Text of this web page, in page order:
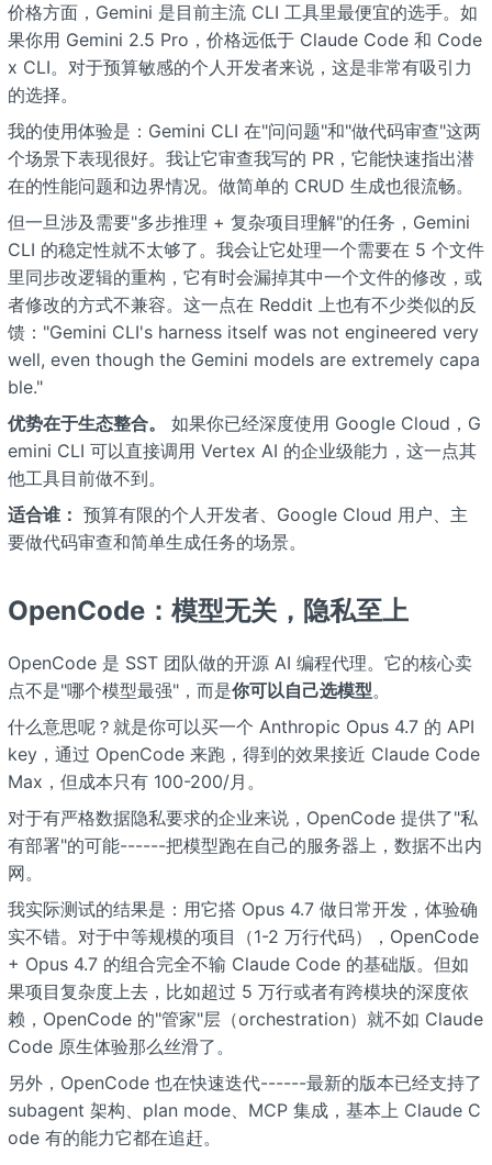
价格方面，Gemini 是目前主流 CLI 工具里最便宜的选手。如
果你用 Gemini 2.5 Pro，价格远低于 Claude Code 和 Code
x CLI。对于预算敏感的个人开发者来说，这是非常有吸引力
的选择。
我的使用体验是：Gemini CLI 在"问问题"和"做代码审查"这两
个场景下表现很好。我让它审查我写的 PR，它能快速指出潜
在的性能问题和边界情况。做简单的 CRUD 生成也很流畅。
但一旦涉及需要"多步推理 + 复杂项目理解"的任务，Gemini
CLI 的稳定性就不太够了。我会让它处理一个需要在 5 个文件
里同步改逻辑的重构，它有时会漏掉其中一个文件的修改，或
者修改的方式不兼容。这一点在 Reddit 上也有不少类似的反
馈："Gemini CLI's harness itself was not engineered very
well, even though the Gemini models are extremely capa
ble."
优势在于生态整合。
如果你已经深度使用 Google Cloud，G
emini CLI 可以直接调用 Vertex AI 的企业级能力，这一点其
他工具目前做不到。
适合谁： 预算有限的个人开发者、Google Cloud 用户、主
要做代码审查和简单生成任务的场景。
OpenCode：模型无关，隐私至上
OpenCode 是 SST 团队做的开源 AI 编程代理。它的核心卖
点不是"哪个模型最强"，而是你可以自己选模型。
什么意思呢？就是你可以买一个 Anthropic Opus 4.7 的 API
key，通过 OpenCode 来跑，得到的效果接近 Claude Code
Max，但成本只有 100-200/月。
对于有严格数据隐私要求的企业来说，OpenCode 提供了"私
有部署"的可能------把模型跑在自己的服务器上，数据不出内
网。
我实际测试的结果是：用它搭 Opus 4.7 做日常开发，体验确
实不错。对于中等规模的项目（1-2 万行代码），OpenCode
+ Opus 4.7 的组合完全不输 Claude Code 的基础版。但如
果项目复杂度上去，比如超过 5 万行或者有跨模块的深度依
赖，OpenCode 的"管家"层（orchestration）就不如 Claude
Code 原生体验那么丝滑了。
另外，OpenCode 也在快速迭代------最新的版本已经支持了
subagent 架构、plan mode、MCP 集成，基本上 Claude C
ode 有的能力它都在追赶。